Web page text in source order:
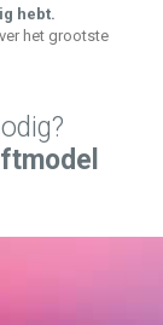
hebt.
het grootste